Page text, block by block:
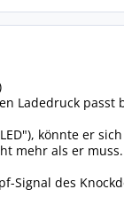
Ladedruck passt
könnte er
mehr als er muss.
Signal des